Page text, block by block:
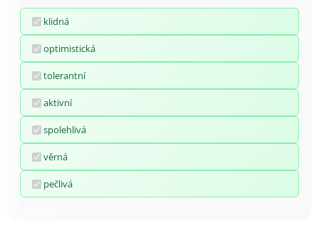
klidná
optimistická
tolerantní
aktivní
spolehlivá
věrná
pečlivá